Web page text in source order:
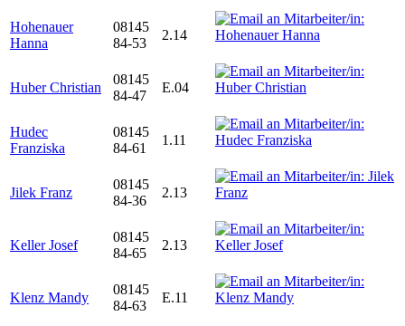
Hohenauer
Hanna
08145
84-53
2.14
Huber Christian
08145
84-47
E.04
Hudec
Franziska
08145
84-61
1.11
Jilek Franz
08145
84-36
2.13
Keller Josef
08145
84-65
2.13
Klenz Mandy
08145
84-63
E.11